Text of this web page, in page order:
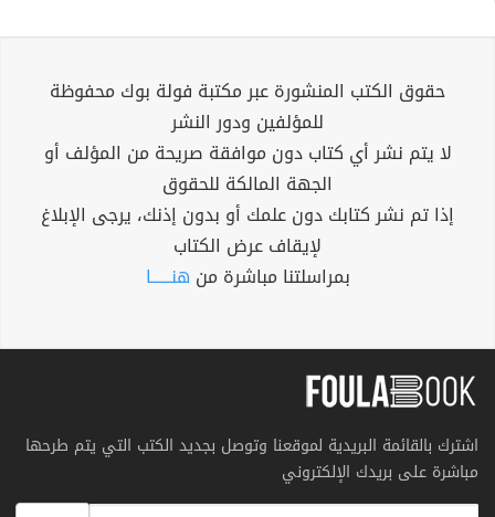
حقوق الكتب المنشورة عبر مكتبة فولة بوك محفوظة
للمؤلفين ودور النشر
لا يتم نشر أي كتاب دون موافقة صريحة من المؤلف أو
الجهة المالكة للحقوق
إذا تم نشر كتابك دون علمك أو بدون إذنك، يرجى الإبلاغ
لإيقاف عرض الكتاب
بمراسلتنا مباشرة من هنــــــا
اشترك بالقائمة البريدية لموقعنا وتوصل بجديد الكتب التي يتم طرحها
مباشرة على بريدك الإلكتروني